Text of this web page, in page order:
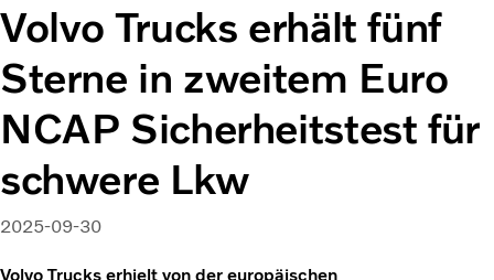
Transportlösungen
Services
Händler & Werkstätten
News
Über uns
Karriere
Technisches
Volvo Trucks erhält fünf
Sterne in zweitem Euro
NCAP Sicherheitstest für
schwere Lkw
2025-09-30
Volvo Trucks erhielt von der europäischen